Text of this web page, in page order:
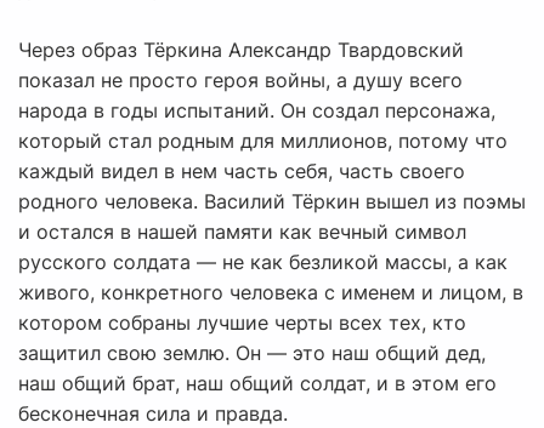
Через образ Тёркина Александр Твардовский
показал не просто героя войны, а душу всего
народа в годы испытаний. Он создал персонажа,
который стал родным для миллионов, потому что
каждый видел в нем часть себя, часть своего
родного человека. Василий Тёркин вышел из поэмы
и остался в нашей памяти как вечный символ
русского солдата — не как безликой массы, а как
живого, конкретного человека с именем и лицом, в
котором собраны лучшие черты всех тех, кто
защитил свою землю. Он — это наш общий дед,
наш общий брат, наш общий солдат, и в этом его
бесконечная сила и правда.